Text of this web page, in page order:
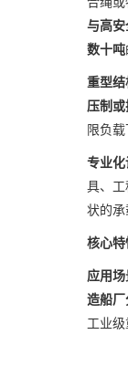
与高
数十吨
重型结
压制或
限负载
专业化
具、
状的承
核心特
应用场
造船
工业级